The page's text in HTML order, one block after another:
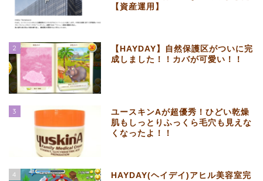
【資産運用】
2
【HAYDAY】自然保護区がついに完
成しました！！カバが可愛い！！
3
ユースキンAが超優秀！ひどい乾燥
肌もしっとりふっくら毛穴も見えな
くなったよ！！
4
HAYDAY(ヘイデイ)アヒル美容室完